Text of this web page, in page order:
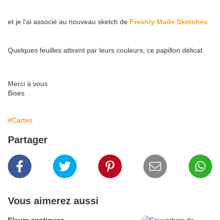
et je l'ai associé au nouveau sketch de Freshly Made Sketches
Quelques feuilles attirent par leurs couleurs, ce papillon délicat.
Merci à vous
Bises
#Cartes
Partager
Vous aimerez aussi